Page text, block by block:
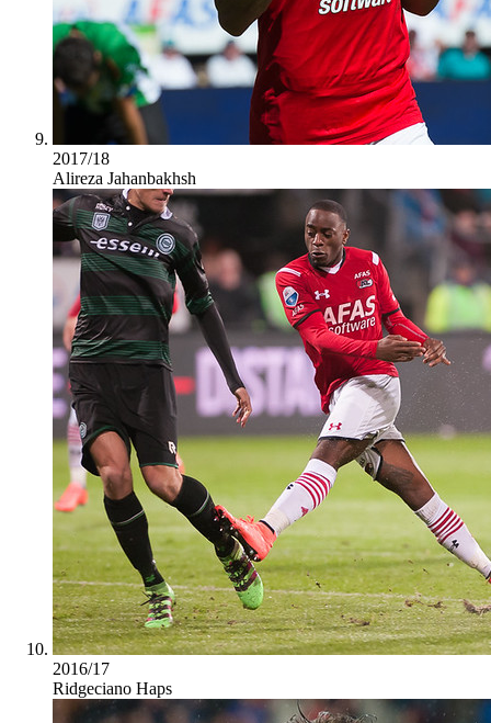
2017/18
Alireza Jahanbakhsh
2016/17
Ridgeciano Haps